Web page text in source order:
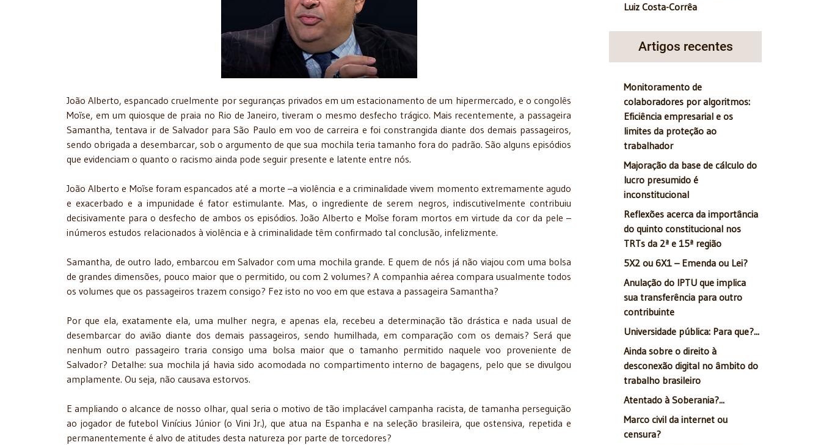
João Alberto, espancado cruelmente por seguranças privados em um estacionamento de um hipermercado, e o congolês
Moïse, em um quiosque de praia no Rio de Janeiro, tiveram o mesmo desfecho trágico. Mais recentemente, a passageira
Samantha, tentava ir de Salvador para São Paulo em voo de carreira e foi constrangida diante dos demais passageiros,
sendo obrigada a desembarcar, sob o argumento de que sua mochila teria tamanho fora do padrão. São alguns episódios
que evidenciam o quanto o racismo ainda pode seguir presente e latente entre nós.
João Alberto e Moïse foram espancados até a morte –a violência e a criminalidade vivem momento extremamente agudo
e exacerbado e a impunidade é fator estimulante. Mas, o ingrediente de serem negros, indiscutivelmente contribuiu
decisivamente para o desfecho de ambos os episódios. João Alberto e Moïse foram mortos em virtude da cor da pele –
inúmeros estudos relacionados à violência e à criminalidade têm confirmado tal conclusão, infelizmente.
Samantha, de outro lado, embarcou em Salvador com uma mochila grande. E quem de nós já não viajou com uma bolsa
de grandes dimensões, pouco maior que o permitido, ou com 2 volumes? A companhia aérea compara usualmente todos
os volumes que os passageiros trazem consigo? Fez isto no voo em que estava a passageira Samantha?
Por que ela, exatamente ela, uma mulher negra, e apenas ela, recebeu a determinação tão drástica e nada usual de
desembarcar do avião diante dos demais passageiros, sendo humilhada, em comparação com os demais? Será que
nenhum outro passageiro traria consigo uma bolsa maior que o tamanho permitido naquele voo proveniente de
Salvador? Detalhe: sua mochila já havia sido acomodada no compartimento interno de bagagens, pelo que se divulgou
amplamente. Ou seja, não causava estorvos.
E ampliando o alcance de nosso olhar, qual seria o motivo de tão implacável campanha racista, de tamanha perseguição
ao jogador de futebol Vinícius Júnior (o Vini Jr.), que atua na Espanha e na seleção brasileira, que ostensiva, repetida e
permanentemente é alvo de atitudes desta natureza por parte de torcedores?
Luiz Costa-Corrêa
Artigos recentes
Monitoramento de
colaboradores por algoritmos:
Eficiência empresarial e os
limites da proteção ao
trabalhador
Majoração da base de cálculo do
lucro presumido é
inconstitucional
Reflexões acerca da importância
do quinto constitucional nos
TRTs da 2ª e 15ª região
5X2 ou 6X1 – Emenda ou Lei?
Anulação do IPTU que implica
sua transferência para outro
contribuinte
Universidade pública: Para que?...
Ainda sobre o direito à
desconexão digital no âmbito do
trabalho brasileiro
Atentado à Soberania?...
Marco civil da internet ou
censura?